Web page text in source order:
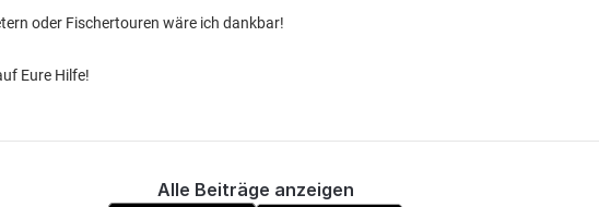
oder Fischertouren wäre ich dankbar!
Eure Hilfe!
Alle Beiträge anzeigen